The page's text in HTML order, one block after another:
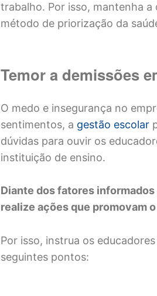
trabalho. Por isso, mantenha
método de priorização da
Temor a demissões
O medo e insegurança no
sentimentos, a gestão escolar
dúvidas para ouvir os
instituição de ensino. ‍
Diante dos fatores
realize ações que promovam
Por isso, instrua os
seguintes pontos: